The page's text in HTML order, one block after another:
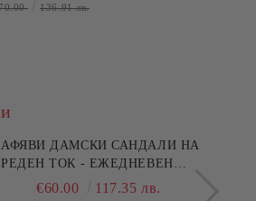
136.91 лв.
ДАМСКИ САНДАЛИ НА
ТОК - ЕЖЕДНЕВЕН
€60.00 117.35 лв.